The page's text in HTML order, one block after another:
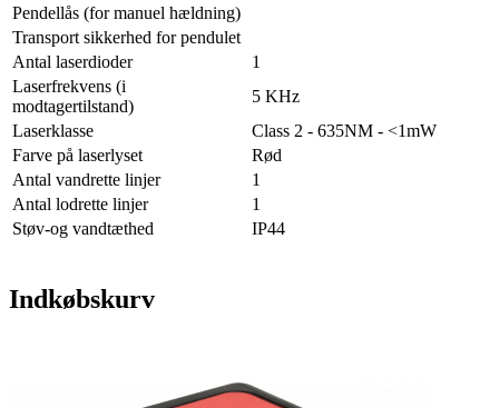
Pendellås (for manuel hældning)
Transport sikkerhed for pendulet
Antal laserdioder
1
Laserfrekvens (i
modtagertilstand)
5 KHz
Laserklasse
Class 2 - 635NM - <1mW
Farve på laserlyset
Rød
Antal vandrette linjer
1
Antal lodrette linjer
1
Støv-og vandtæthed
IP44
Indkøbskurv